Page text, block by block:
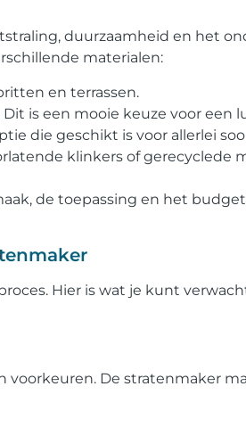
duurzaamheid en het
materialen:
en terrassen.
is een mooie keuze voor een
die geschikt is voor allerlei
klinkers of gerecyclede
de toepassing en het
Hier is wat je kunt
voorkeuren. De stratenmaker